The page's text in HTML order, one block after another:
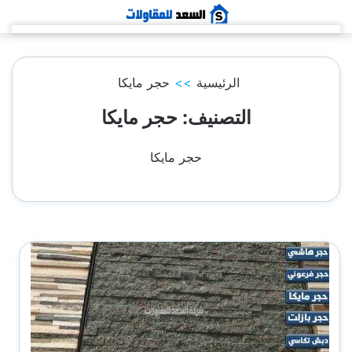
إلى
المحتوى
الرئيسية >> حجر مايكا
التصنيف: حجر مايكا
حجر مايكا